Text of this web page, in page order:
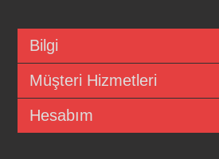
Bilgi
Müşteri Hizmetleri
Hesabım